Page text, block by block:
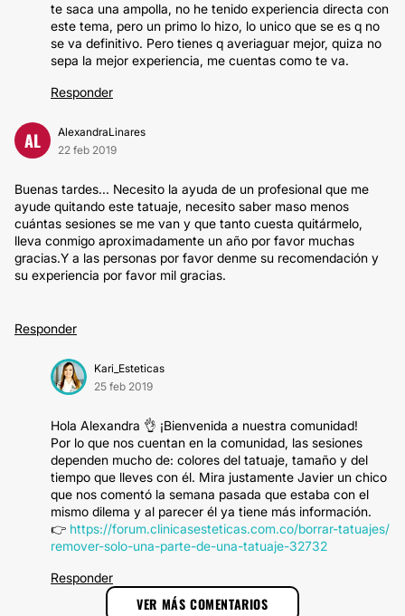
te saca una ampolla, no he tenido experiencia directa con
este tema, pero un primo lo hizo, lo unico que se es q no
se va definitivo. Pero tienes q averiaguar mejor, quiza no
sepa la mejor experiencia, me cuentas como te va.
Responder
AL
AlexandraLinares
22 feb 2019
Buenas tardes... Necesito la ayuda de un profesional que me
ayude quitando este tatuaje, necesito saber maso menos
cuántas sesiones se me van y que tanto cuesta quitármelo,
lleva conmigo aproximadamente un año por favor muchas
gracias.Y a las personas por favor denme su recomendación y
su experiencia por favor mil gracias.
Responder
Kari_Esteticas
25 feb 2019
Hola Alexandra 👌 ¡Bienvenida a nuestra comunidad!
Por lo que nos cuentan en la comunidad, las sesiones
dependen mucho de: colores del tatuaje, tamaño y del
tiempo que lleves con él. Mira justamente Javier un chico
que nos comentó la semana pasada que estaba con el
mismo dilema y al parecer él ya tiene más información.
👉 https://forum.clinicasesteticas.com.co/borrar-tatuajes/
remover-solo-una-parte-de-una-tatuaje-32732
Responder
VER MÁS COMENTARIOS